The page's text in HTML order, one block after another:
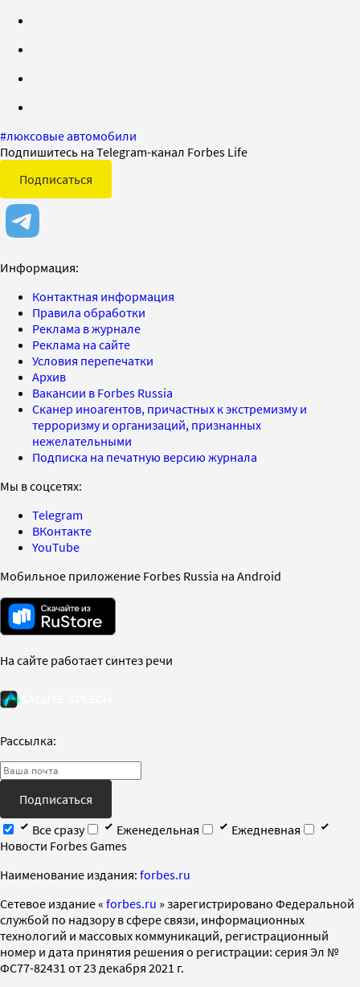
#люксовые автомобили
Подпишитесь на Telegram-канал Forbes Life
Подписаться
Информация:
Контактная информация
Правила обработки
Реклама в журнале
Реклама на сайте
Условия перепечатки
Архив
Вакансии в Forbes Russia
Сканер иноагентов, причастных к экстремизму и
терроризму и организаций, признанных
нежелательными
Подписка на печатную версию журнала
Мы в соцсетях:
Telegram
ВКонтакте
YouTube
Мобильное приложение Forbes Russia на Android
На сайте работает синтез речи
Рассылка:
Подписаться
Все сразу
Еженедельная
Ежедневная
Новости Forbes Games
Наименование издания: forbes.ru
Cетевое издание « forbes.ru » зарегистрировано Федеральной
службой по надзору в сфере связи, информационных
технологий и массовых коммуникаций, регистрационный
номер и дата принятия решения о регистрации: серия Эл №
ФС77-82431 от 23 декабря 2021 г.